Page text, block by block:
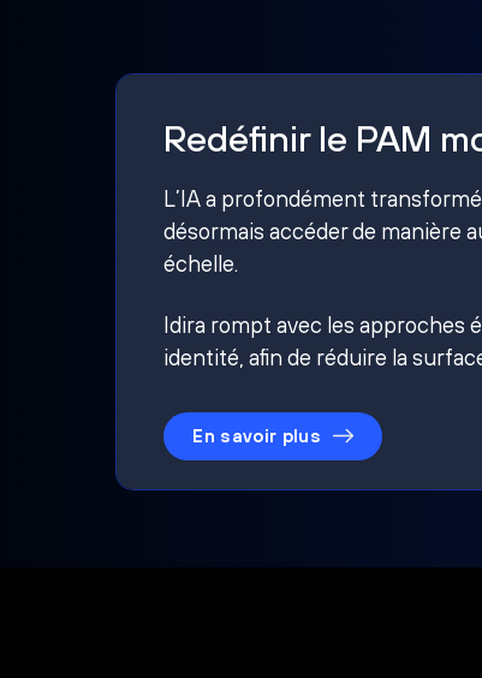
Redéfinir le PAM
L’IA a profondément
désormais accéder de manière
échelle.
Idira rompt avec les approches
identité, afin de réduire la
En savoir plus